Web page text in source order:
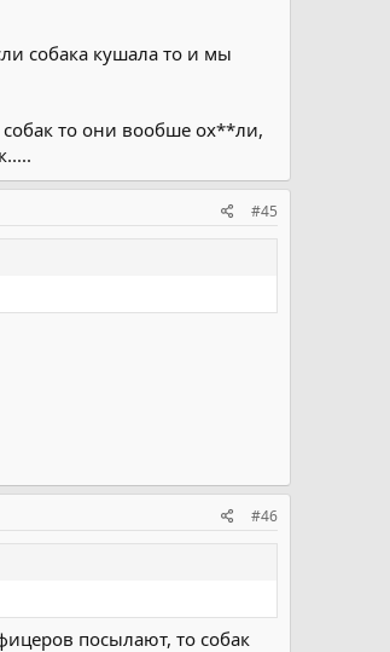
собака кушала то и мы
то они вообше ох**ли,
#45
#46
посылают, то собак